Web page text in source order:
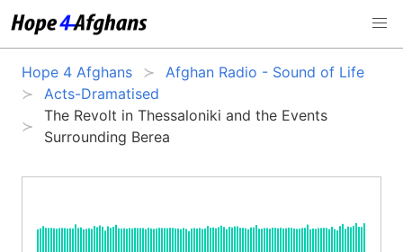
Hope 4 Afghans
Afghan Radio - Sound of Life
Acts-Dramatised
The Revolt in Thessaloniki and the Events
Surrounding Berea